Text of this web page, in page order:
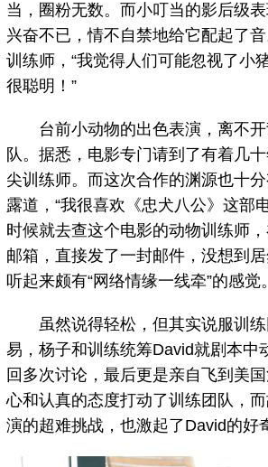
当，圈粉无数。而小叮当的影后级
兴奋不已，情不自禁地给它配起了
训练师，“我觉得人们可能忽视了小
很聪明！”
台前小动物的出色表演，离不开
队。据悉，电影专门请到了有着几
尖训练师。而这次合作的渊源也十
露道，“我很喜欢《忠犬八公》这部
时候就去查这个电影的动物训练师
邮箱，直接发了一封邮件，没想到居
听起来颇有“网络情缘一线牵”的感觉。
虽然说得轻松，但其实说服训练
易，杨子和训练统筹David就剧本中
回多次讨论，最后更是亲自飞到美
心和认真的态度打动了训练团队，
演的超难挑战，也激起了David的好